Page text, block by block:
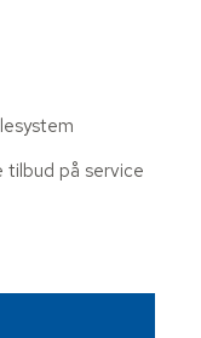
tilbud på service